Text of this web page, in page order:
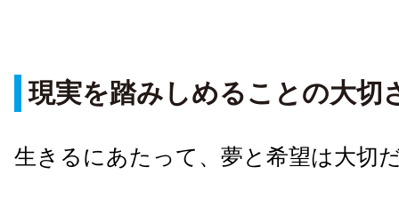
現実を踏みしめることの大切
生きるにあたって、夢と希望は大切